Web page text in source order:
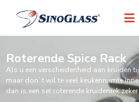
Roterende Spice Rack
Als u een verscheidenheid aan kruiden
maar don’ t wil te veel keukenruimte
dan is een set roterende kruidenrek